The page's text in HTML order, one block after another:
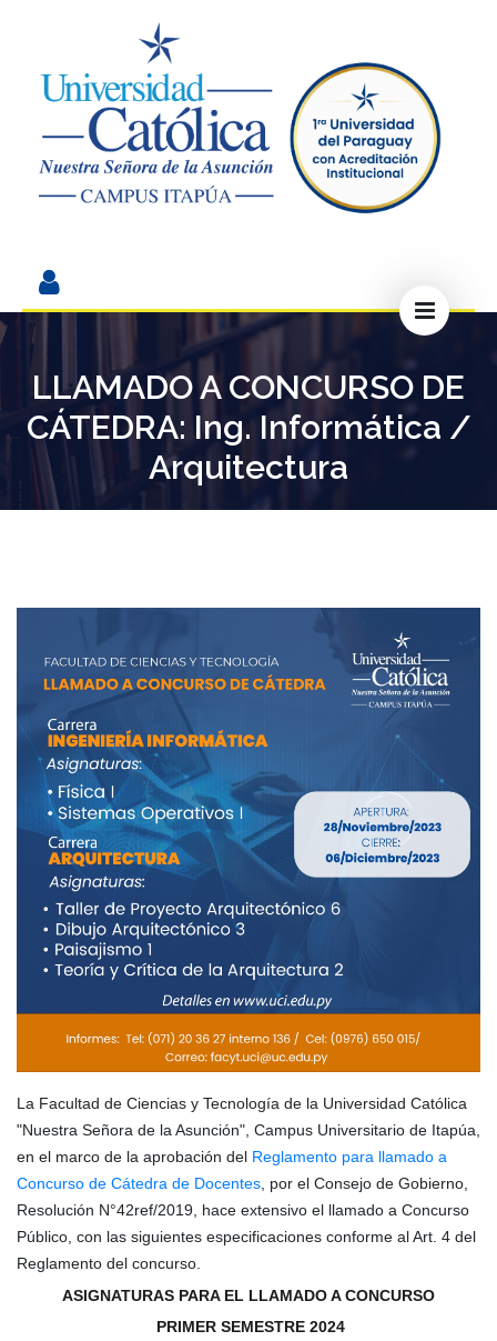
LLAMADO A CONCURSO DE
CÁTEDRA: Ing. Informática /
Arquitectura
La Facultad de Ciencias y Tecnología de la Universidad Católica
"Nuestra Señora de la Asunción", Campus Universitario de Itapúa,
en el marco de la aprobación del Reglamento para llamado a
Concurso de Cátedra de Docentes, por el Consejo de Gobierno,
Resolución N°42ref/2019, hace extensivo el llamado a Concurso
Público, con las siguientes especificaciones conforme al Art. 4 del
Reglamento del concurso.
ASIGNATURAS PARA EL LLAMADO A CONCURSO
PRIMER SEMESTRE 2024